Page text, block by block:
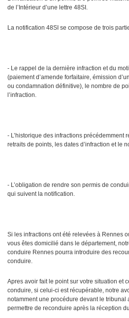
de l’Intérieur d’une lettre 48SI.
La notification 48SI se compose de trois
- Le rappel de la dernière infraction et du
(paiement d’amende forfaitaire, émission
ou condamnation définitive), le nombre de
l’infraction.
- L’historique des infractions précédemment
retraits de points, les dates d’infraction et le
- L’obligation de rendre son permis de
qui suivent la notification.
Si les infractions ont été relevées à Rennes
vous êtes domicilié dans le département,
conduire Rennes pourra introduire des
conduire.
Apres avoir fait le point sur votre situation et
conduire, si celui-ci est récupérable, notre
notamment une procédure devant le tribunal
permettre de reconduire après la réception